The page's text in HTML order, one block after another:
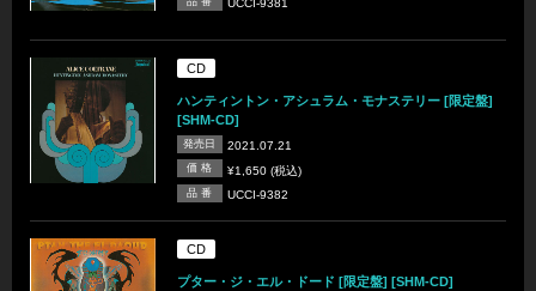
UCCI-9381
CD
ハンティントン・アシュラム・モナステリー [限定盤]
[SHM-CD]
発売日 2021.07.21
価 格 ¥1,650 (税込)
品 番 UCCI-9382
CD
プター・ジ・エル・ドード [限定盤] [SHM-CD]